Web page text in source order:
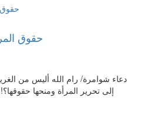
حقوق
دعاء شوامرة/ رام الله أليس من
إلى تحرير المرأة ومنحها